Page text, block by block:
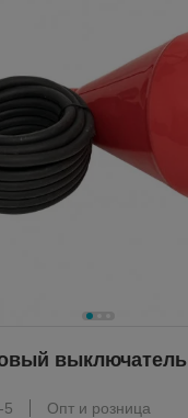
5
Опт и розница